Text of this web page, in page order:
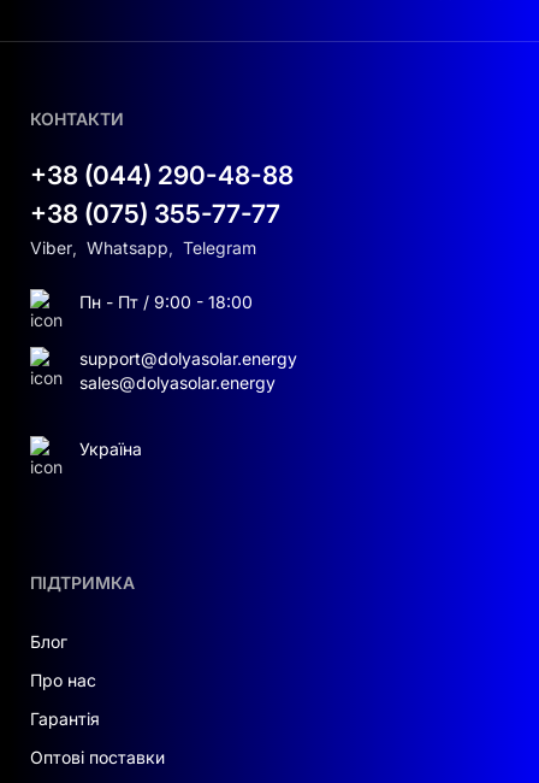
ПІДТРИМКА
Блог
Про нас
Гарантія
Оптові поставки
КОНТАКТИ
+38 (044) 290-48-88
+38 (075) 355-77-77
Viber, Whatsapp, Telegram
Пн - Пт / 9:00 - 18:00
support@dolyasolar.energy
sales@dolyasolar.energy
Україна